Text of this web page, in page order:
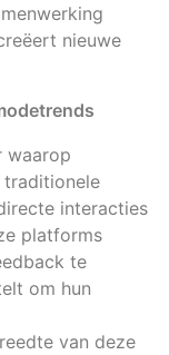
nieuwe
waarop
traditionele
interacties
platforms
te
om hun
van deze